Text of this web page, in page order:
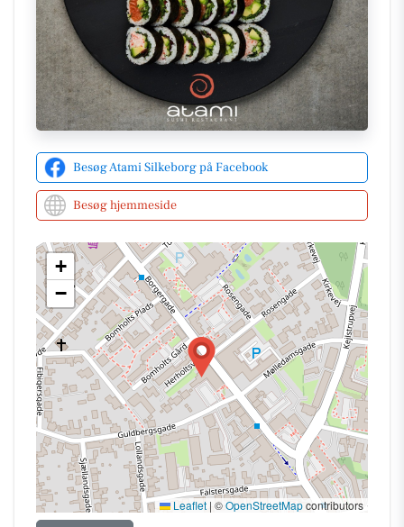
Facebookside
. Ombord på deres seneste initiativ gør
Atami det muligt for kunder at bestille deres favorit
sushi online eller besøge restauranten direkte, hvor
man kan vælge mellem et væld af nigiri, uramaki,
hosomaki og futomaki varianter. For flere
spændende nyheder og opdateringer kan man altid
følge med på dereshjemmeside.
Besøg Atami Silkeborg på Facebook
Besøg hjemmeside
+
−
Leaflet | ©OpenStreetMapcontributors